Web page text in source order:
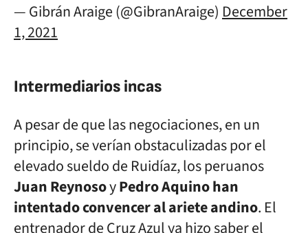
— Gibrán Araige (@GibranAraige) December
1, 2021
Intermediarios incas
A pesar de que las negociaciones, en un
principio, se verían obstaculizadas por el
elevado sueldo de Ruidíaz, los peruanos
Juan ReynosoyPedro Aquino han
intentado convencer al ariete andino. El
entrenador de Cruz Azul ya hizo saber el